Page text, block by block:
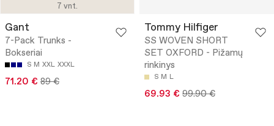
7 vnt.
Gant
7-Pack Trunks -
Bokseriai
S M XXL XXXL
71.20 € 89 €
Tommy Hilfiger
SS WOVEN SHORT
SET OXFORD - Pižamų
rinkinys
S M L
69.93 € 99.90 €